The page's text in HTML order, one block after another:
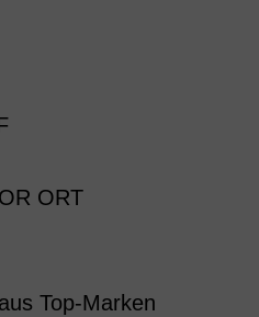
ORT
Top-Marken